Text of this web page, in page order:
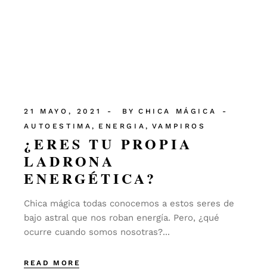
21 MAYO, 2021 BY
CHICA MÁGICA
AUTOESTIMA
ENERGIA VAMPIROS
¿ERES TU PROPIA
LADRONA
ENERGÉTICA?
Chica mágica todas conocemos a estos seres de
bajo astral que nos roban energía. Pero, ¿qué
ocurre cuando somos nosotras?...
READ MORE